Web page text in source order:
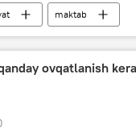
maktab
ovqatlanish